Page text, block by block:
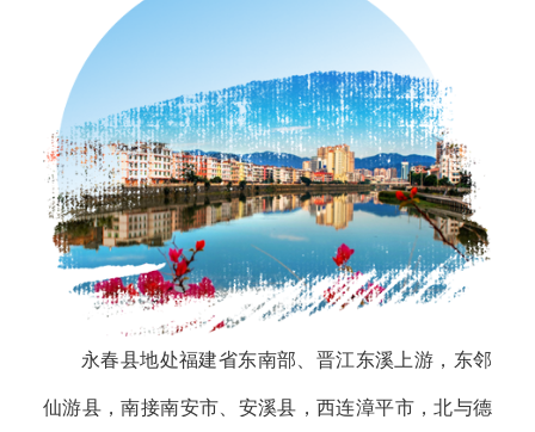
永春县地处福建省东南部、晋江东溪上游，东邻
仙游县，南接南安市、安溪县，西连漳平市，北与德